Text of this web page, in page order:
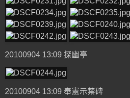
20100904 13:09 探幽亭
20100904 13:09 奉憲示禁碑